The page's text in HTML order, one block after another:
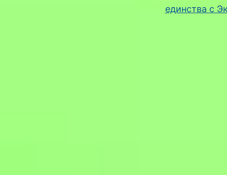
единства с